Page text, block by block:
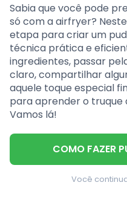
Sabia que você pode
só com a airfryer?
etapa para criar um
técnica prática e
ingredientes, passar
claro, compartilhar
aquele toque especial
para aprender o truque
Vamos lá!
COMO FAZER
Você